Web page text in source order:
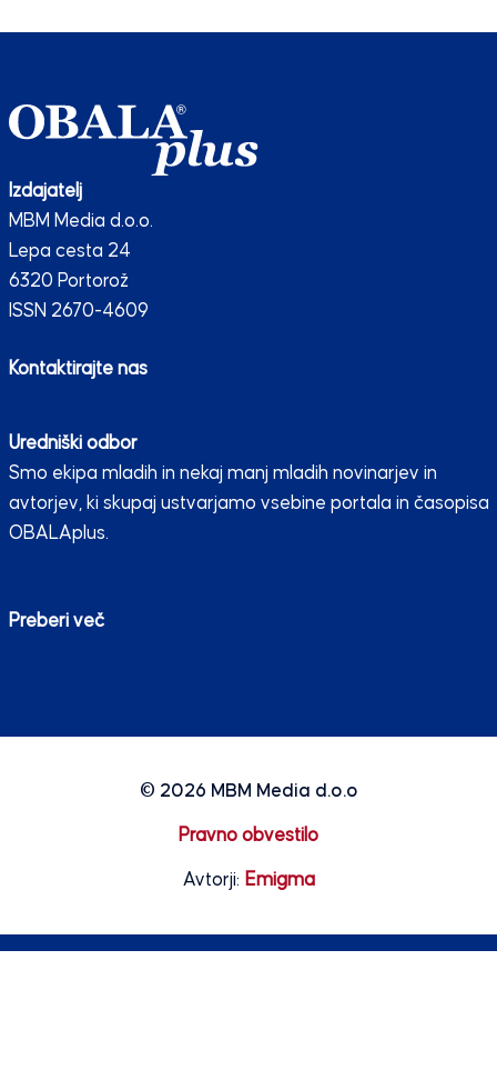
Izdajatelj
MBM Media d.o.o.
Lepa cesta 24
6320 Portorož
ISSN 2670-4609
Kontaktirajte nas
Uredniški odbor
Smo ekipa mladih in nekaj manj mladih novinarjev in
avtorjev, ki skupaj ustvarjamo vsebine portala in časopisa
OBALAplus.
Preberi več
© 2026 MBM Media d.o.o
Pravno obvestilo
Avtorji: Emigma